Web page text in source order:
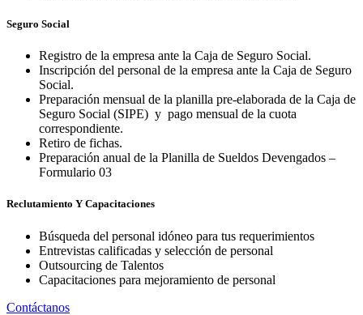
Seguro Social
Registro de la empresa ante la Caja de Seguro Social.
Inscripción del personal de la empresa ante la Caja de Seguro
Social.
Preparación mensual de la planilla pre-elaborada de la Caja de
Seguro Social (SIPE) y pago mensual de la cuota
correspondiente.
Retiro de fichas.
Preparación anual de la Planilla de Sueldos Devengados –
Formulario 03
Reclutamiento Y Capacitaciones
Búsqueda del personal idóneo para tus requerimientos
Entrevistas calificadas y selección de personal
Outsourcing de Talentos
Capacitaciones para mejoramiento de personal
Contáctanos